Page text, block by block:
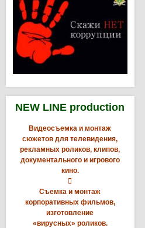
NEW LINE production
Видеосъемка и монтаж
сюжетов для телевидения,
рекламных роликов, клипов,
документального и игрового
кино.

Съемка и монтаж
корпоративных фильмов,
изготовление
«вирусных» роликов.